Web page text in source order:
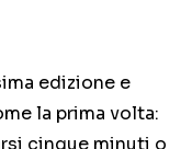
edizione e
la prima volta:
cinque minuti o